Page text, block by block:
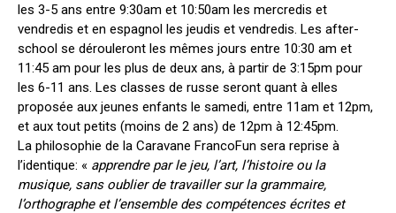
les 3-5 ans entre 9:30am et 10:50am les mercredis et
vendredis et en espagnol les jeudis et vendredis. Les after-
school se dérouleront les mêmes jours entre 10:30 am et
11:45 am pour les plus de deux ans, à partir de 3:15pm pour
les 6-11 ans. Les classes de russe seront quant à elles
proposée aux jeunes enfants le samedi, entre 11am et 12pm,
et aux tout petits (moins de 2 ans) de 12pm à 12:45pm.
La philosophie de la Caravane FrancoFun sera reprise à
l’identique: « apprendre par le jeu, l’art, l’histoire ou la
musique, sans oublier de travailler sur la grammaire,
l’orthographe et l’ensemble des compétences écrites et